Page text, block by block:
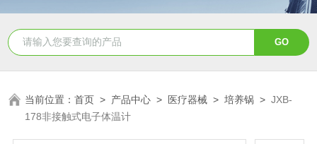
当前位置：首页 > 产品中心 > 医疗器械 >培养锅 >JXB-
178非接触式电子体温计